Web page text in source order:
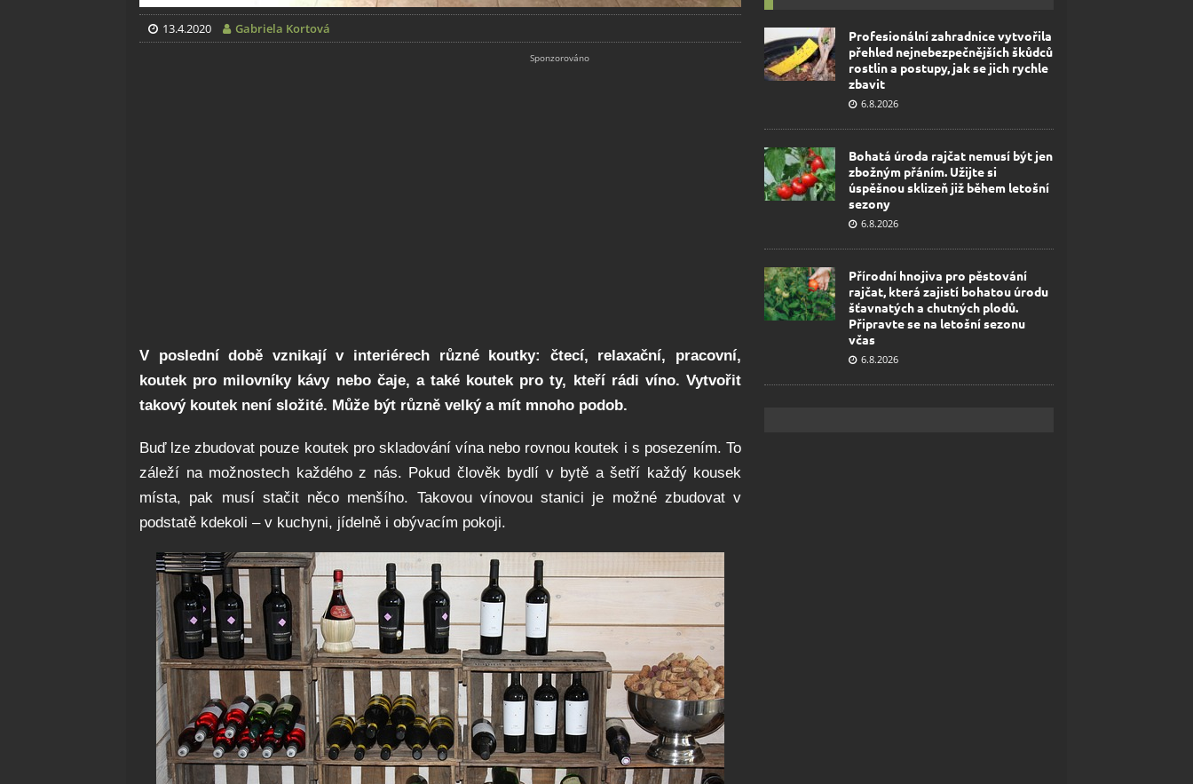
13.4.2020 Gabriela Kortová
V poslední době vznikají v interiérech různé koutky: čtecí, relaxační, pracovní,
koutek pro milovníky kávy nebo čaje, a také koutek pro ty, kteří rádi víno. Vytvořit
takový koutek není složité. Může být různě velký a mít mnoho podob.
Buď lze zbudovat pouze koutek pro skladování vína nebo rovnou koutek i s posezením. To
záleží na možnostech každého z nás. Pokud člověk bydlí v bytě a šetří každý kousek
místa, pak musí stačit něco menšího. Takovou vínovou stanici je možné zbudovat v
podstatě kdekoli – v kuchyni, jídelně i obývacím pokoji.
Profesionální zahradnice vytvořila
přehled nejnebezpečnějších škůdců
rostlin a postupy, jak se jich rychle
zbavit
6.8.2026
Bohatá úroda rajčat nemusí být jen
zbožným přáním. Užijte si
úspěšnou sklizeň již během letošní
sezony
6.8.2026
Přírodní hnojiva pro pěstování
rajčat, která zajistí bohatou úrodu
šťavnatých a chutných plodů.
Připravte se na letošní sezonu
včas
6.8.2026